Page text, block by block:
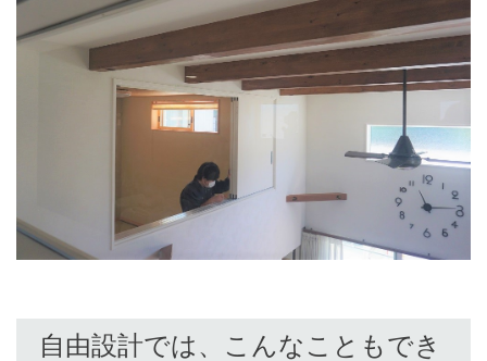
自由設計では、こんなこともでき